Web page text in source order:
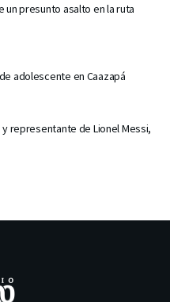
un presunto asalto en la ruta
adolescente en Caazapá
representante de Lionel Messi,